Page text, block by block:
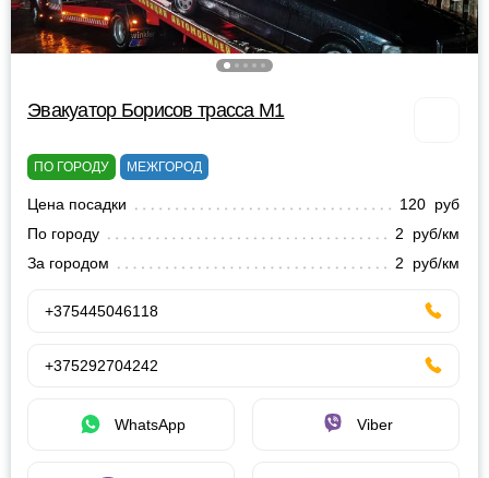
Эвакуатор Борисов трасса М1
ПО ГОРОДУ МЕЖГОРОД
Цена посадки
120 руб
По городу
2 руб/км
За городом
2 руб/км
+375445046118
+375292704242
WhatsApp Viber